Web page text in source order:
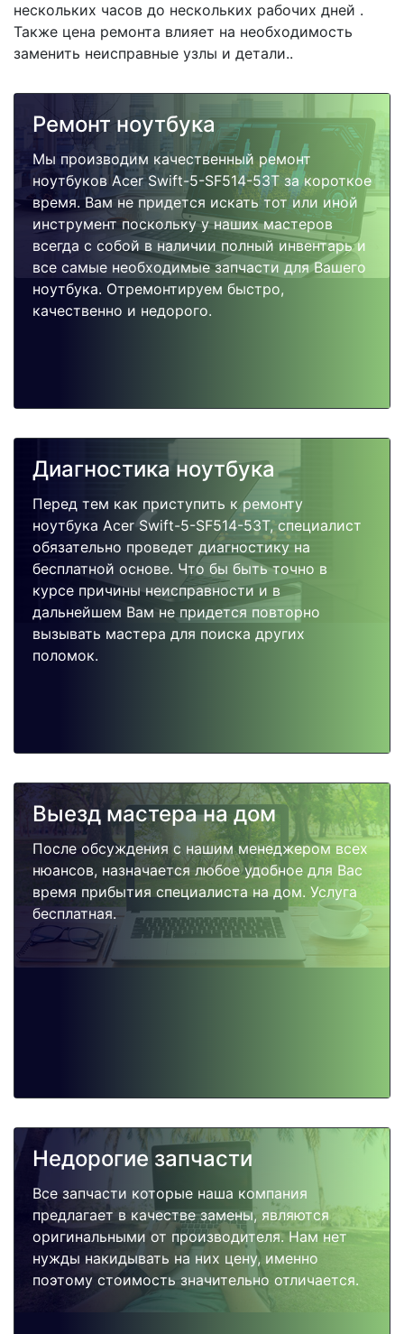
нескольких часов до нескольких рабочих дней .
Также цена ремонта влияет на необходимость
заменить неисправные узлы и детали..
Ремонт ноутбука
Мы производим качественный ремонт
ноутбуков Acer Swift-5-SF514-53T за короткое
время. Вам не придется искать тот или иной
инструмент поскольку у наших мастеров
всегда с собой в наличии полный инвентарь и
все самые необходимые запчасти для Вашего
ноутбука. Отремонтируем быстро,
качественно и недорого.
Диагностика ноутбука
Перед тем как приступить к ремонту
ноутбука Acer Swift-5-SF514-53T, специалист
обязательно проведет диагностику на
бесплатной основе. Что бы быть точно в
курсе причины неисправности и в
дальнейшем Вам не придется повторно
вызывать мастера для поиска других
поломок.
Выезд мастера на дом
После обсуждения с нашим менеджером всех
нюансов, назначается любое удобное для Вас
время прибытия специалиста на дом. Услуга
бесплатная.
Недорогие запчасти
Все запчасти которые наша компания
предлагает в качестве замены, являются
оригинальными от производителя. Нам нет
нужды накидывать на них цену, именно
поэтому стоимость значительно отличается.